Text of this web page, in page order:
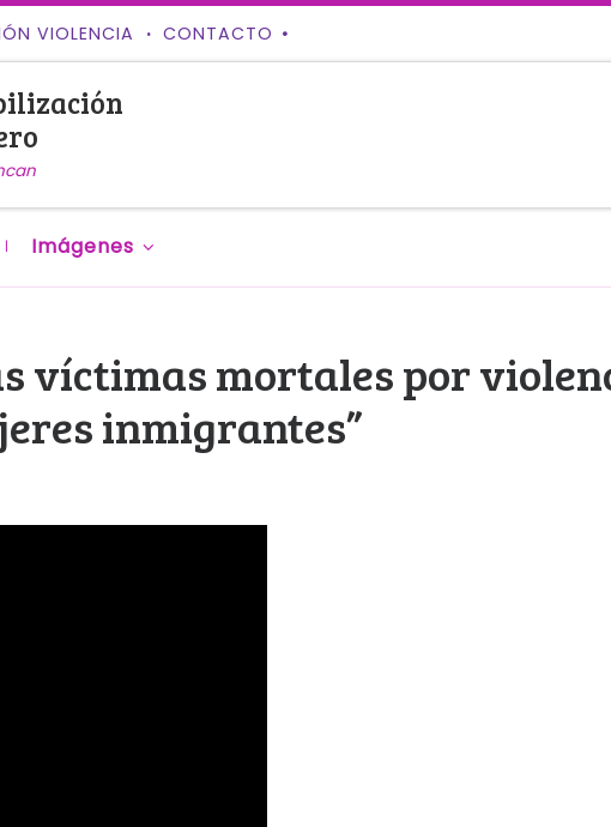
VIOLENCIA CONTACTO
Imágenes
víctimas mortales por
inmigrantes”